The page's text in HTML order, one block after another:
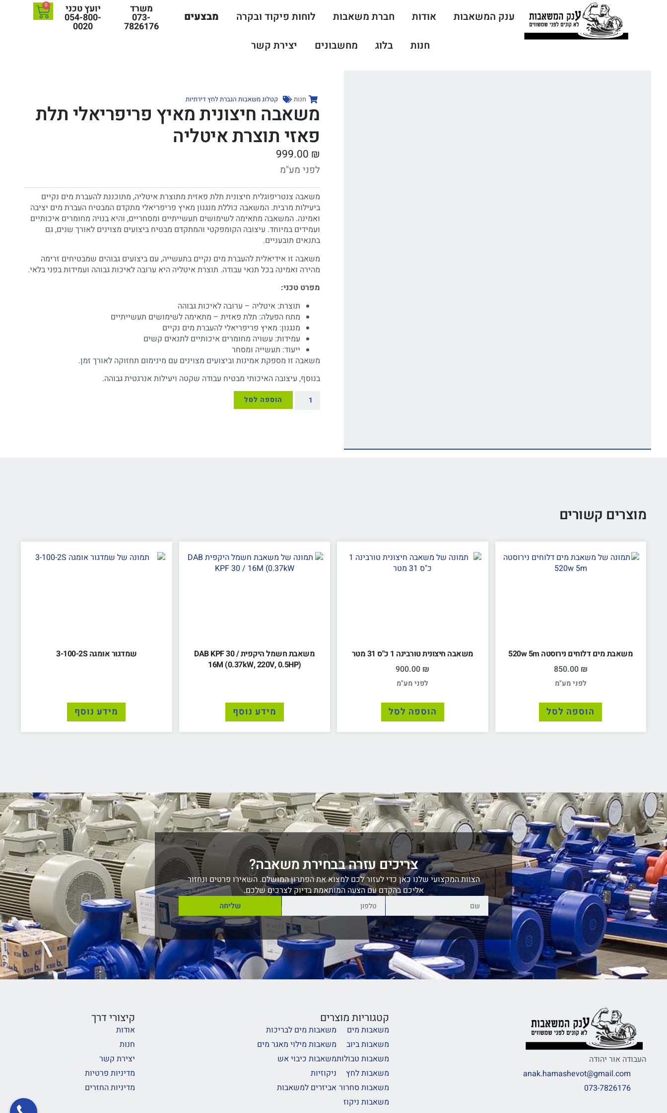
ענק המשאבות אודות חברת משאבות לוחות פיקוד ובקרה
מבצעים
חנות
בלוג מחשבונים יצירת קשר
משרד
073-
7826176
יועץ טכני
054-800-
0020
0
חנות קטלוג משאבות הגברת לחץ דירתיות
משאבה חיצונית מאיץ פריפריאלי תלת
פאזי תוצרת איטליה
999.00 ₪
לפני מע"מ
משאבה צנטריפוגלית חיצונית תלת פאזית מתוצרת איטליה, מתוכננת להעברת מים נקיים
ביעילות מרבית. המשאבה כוללת מנגנון מאיץ פריפריאלי מתקדם המבטיח העברת מים יציבה
ואמינה. המשאבה מתאימה לשימושים תעשייתיים ומסחריים, והיא בנויה מחומרים איכותיים
ועמידים במיוחד. עיצובה הקומפקטי והמתקדם מבטיח ביצועים מצוינים לאורך שנים, גם
בתנאים תובעניים.
משאבה זו אידיאלית להעברת מים נקיים בתעשייה, עם ביצועים גבוהים שמבטיחים זרימה
מהירה ואמינה בכל תנאי עבודה. תוצרת איטליה היא ערובה לאיכות גבוהה ועמידות בפני בלאי.
מפרט טכני:
תוצרת: איטליה – ערובה לאיכות גבוהה
מתח הפעלה: תלת פאזית – מתאימה לשימושים תעשייתיים
מנגנון: מאיץ פריפריאלי להעברת מים נקיים
עמידות: עשויה מחומרים איכותיים לתנאים קשים
ייעוד: תעשייה ומסחר
משאבה זו מספקת אמינות וביצועים מצוינים עם מינימום תחזוקה לאורך זמן.
בנוסף, עיצובה האיכותי מבטיח עבודה שקטה ויעילות אנרגטית גבוהה.
הוספה לסל
מוצרים קשורים
משאבת מים דלוחים נירוסטה 520w 5m
850.00 ₪
לפני מע"מ
הוספה לסל
משאבה חיצונית טורבינה 1 כ"ס 31 מטר
900.00 ₪
לפני מע"מ
הוספה לסל
משאבת חשמל היקפית DAB KPF 30 /
16M (0.37kW, 220V, 0.5HP)
מידע נוסף
שמדגור אומגה 3-100-2S
מידע נוסף
צריכים עזרה בבחירת משאבה?
הצוות המקצועי שלנו כאן כדי לעזור לכם למצוא את הפתרון המושלם. השאירו פרטים ונחזור
אליכם בהקדם עם הצעה המותאמת בדיוק לצרכים שלכם.
שליחה
העבודה אור יהודה
anak.hamashevot@gmail.com
073-7826176
קטגוריות מוצרים
משאבות מים
משאבות ביוב
משאבות טבולות
משאבות לחץ
משאבות סחרור
משאבות ניקוז
משאבות מים לבריכות
משאבות מילוי מאגר מים
משאבות כיבוי אש
ניקוזיות
אביזרים למשאבות
קיצורי דרך
אודות
חנות
יצירת קשר
מדיניות פרטיות
מדיניות החזרים